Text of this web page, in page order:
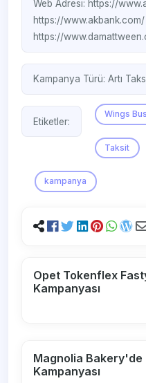
Web Adresi: https://
https://www.akbank.com/
https://
Kampanya Türü:Artı
Etiketler:
Wings
Taksit
kampanya
Opet Tokenflex
Kampanyası
Magnolia Bakery'de
Kampanyası